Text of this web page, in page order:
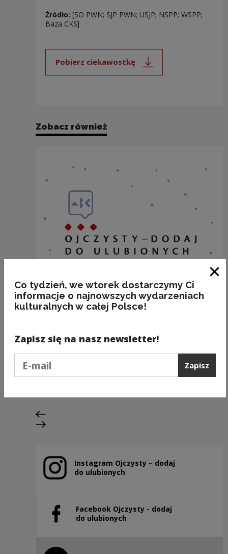
Źródło: [SO PWN; SJP PWN; USJP; NSPP; WSPP;
Baza CKS]
Pobierz ciekawostkę
Uwaga, link zostanie otwarty
Zobacz również
Nazwy miejscowości o nieoczywistej
odmianie: WŁOSZCZOWA
Kategorie:miejsca, fleksja, poprawność
Poprzedni slajd
Następny slajd
Instagram Ojczysty – dodaj
do ulubionych
Uwaga, link zostanie otwarty w nowym oknie
Facebook Ojczysty - dodaj
do ulubionych
Uwaga, link zostanie otwarty w nowym oknie
Co tydzień, we wtorek dostarczymy Ci
informacje o najnowszych wydarzeniach
kulturalnych w całej Polsce!
Zapisz się na nasz newsletter!
Zapisz